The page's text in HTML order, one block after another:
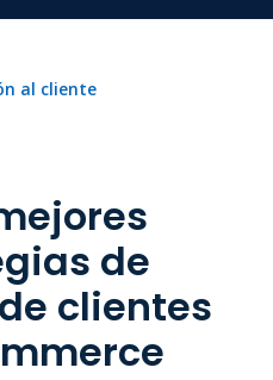
al cliente
de
clientes